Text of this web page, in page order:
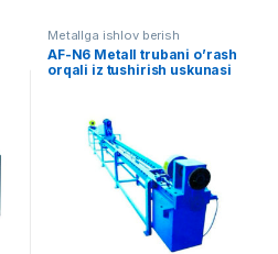
Metallga ishlov berish
AF-N6 Metall trubani o’rash
orqali iz tushirish uskunasi